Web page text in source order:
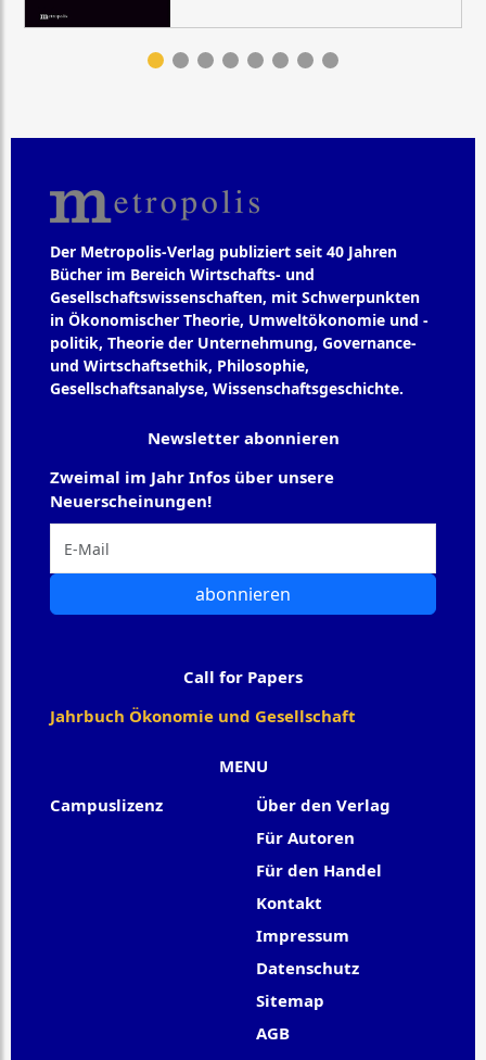
Der Metropolis-Verlag publiziert seit 40 Jahren
Bücher im Bereich Wirtschafts- und
Gesellschaftswissenschaften, mit Schwerpunkten
in Ökonomischer Theorie, Umweltökonomie und -
politik, Theorie der Unternehmung, Governance-
und Wirtschaftsethik, Philosophie,
Gesellschaftsanalyse, Wissenschaftsgeschichte.
MENU
Campuslizenz
Über den Verlag
Für Autoren
Für den Handel
Kontakt
Impressum
Datenschutz
Sitemap
AGB
Newsletter abonnieren
Zweimal im Jahr Infos über unsere
Neuerscheinungen!
abonnieren
Call for Papers
Jahrbuch Ökonomie und Gesellschaft